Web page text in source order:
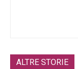
ALTRE STORIE